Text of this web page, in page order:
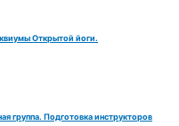
Открытой йоги.
группа. Подготовка инструкторов